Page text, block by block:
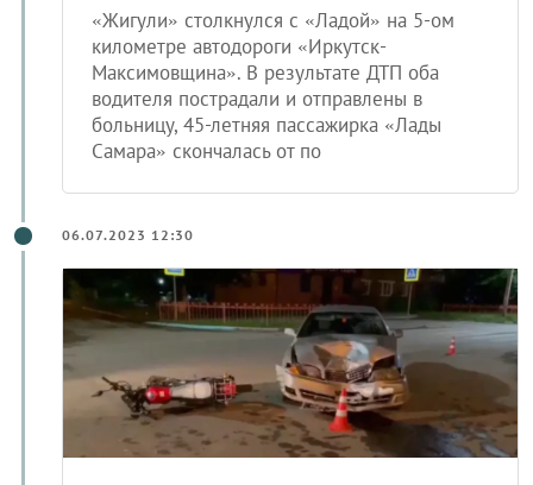
«Жигули» столкнулся с «Ладой» на 5-ом
километре автодороги «Иркутск-
Максимовщина». В результате ДТП оба
водителя пострадали и отправлены в
больницу, 45-летняя пассажирка «Лады
Самара» скончалась от по
06.07.2023 12:30